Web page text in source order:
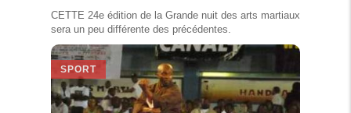
CETTE 24e édition de la Grande nuit des arts martiaux
sera un peu différente des précédentes.
SPORT